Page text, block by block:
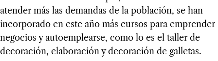
atender más las demandas de la población, se han
incorporado en este año más cursos para emprender
negocios y autoemplearse, como lo es el taller de
decoración, elaboración y decoración de galletas.